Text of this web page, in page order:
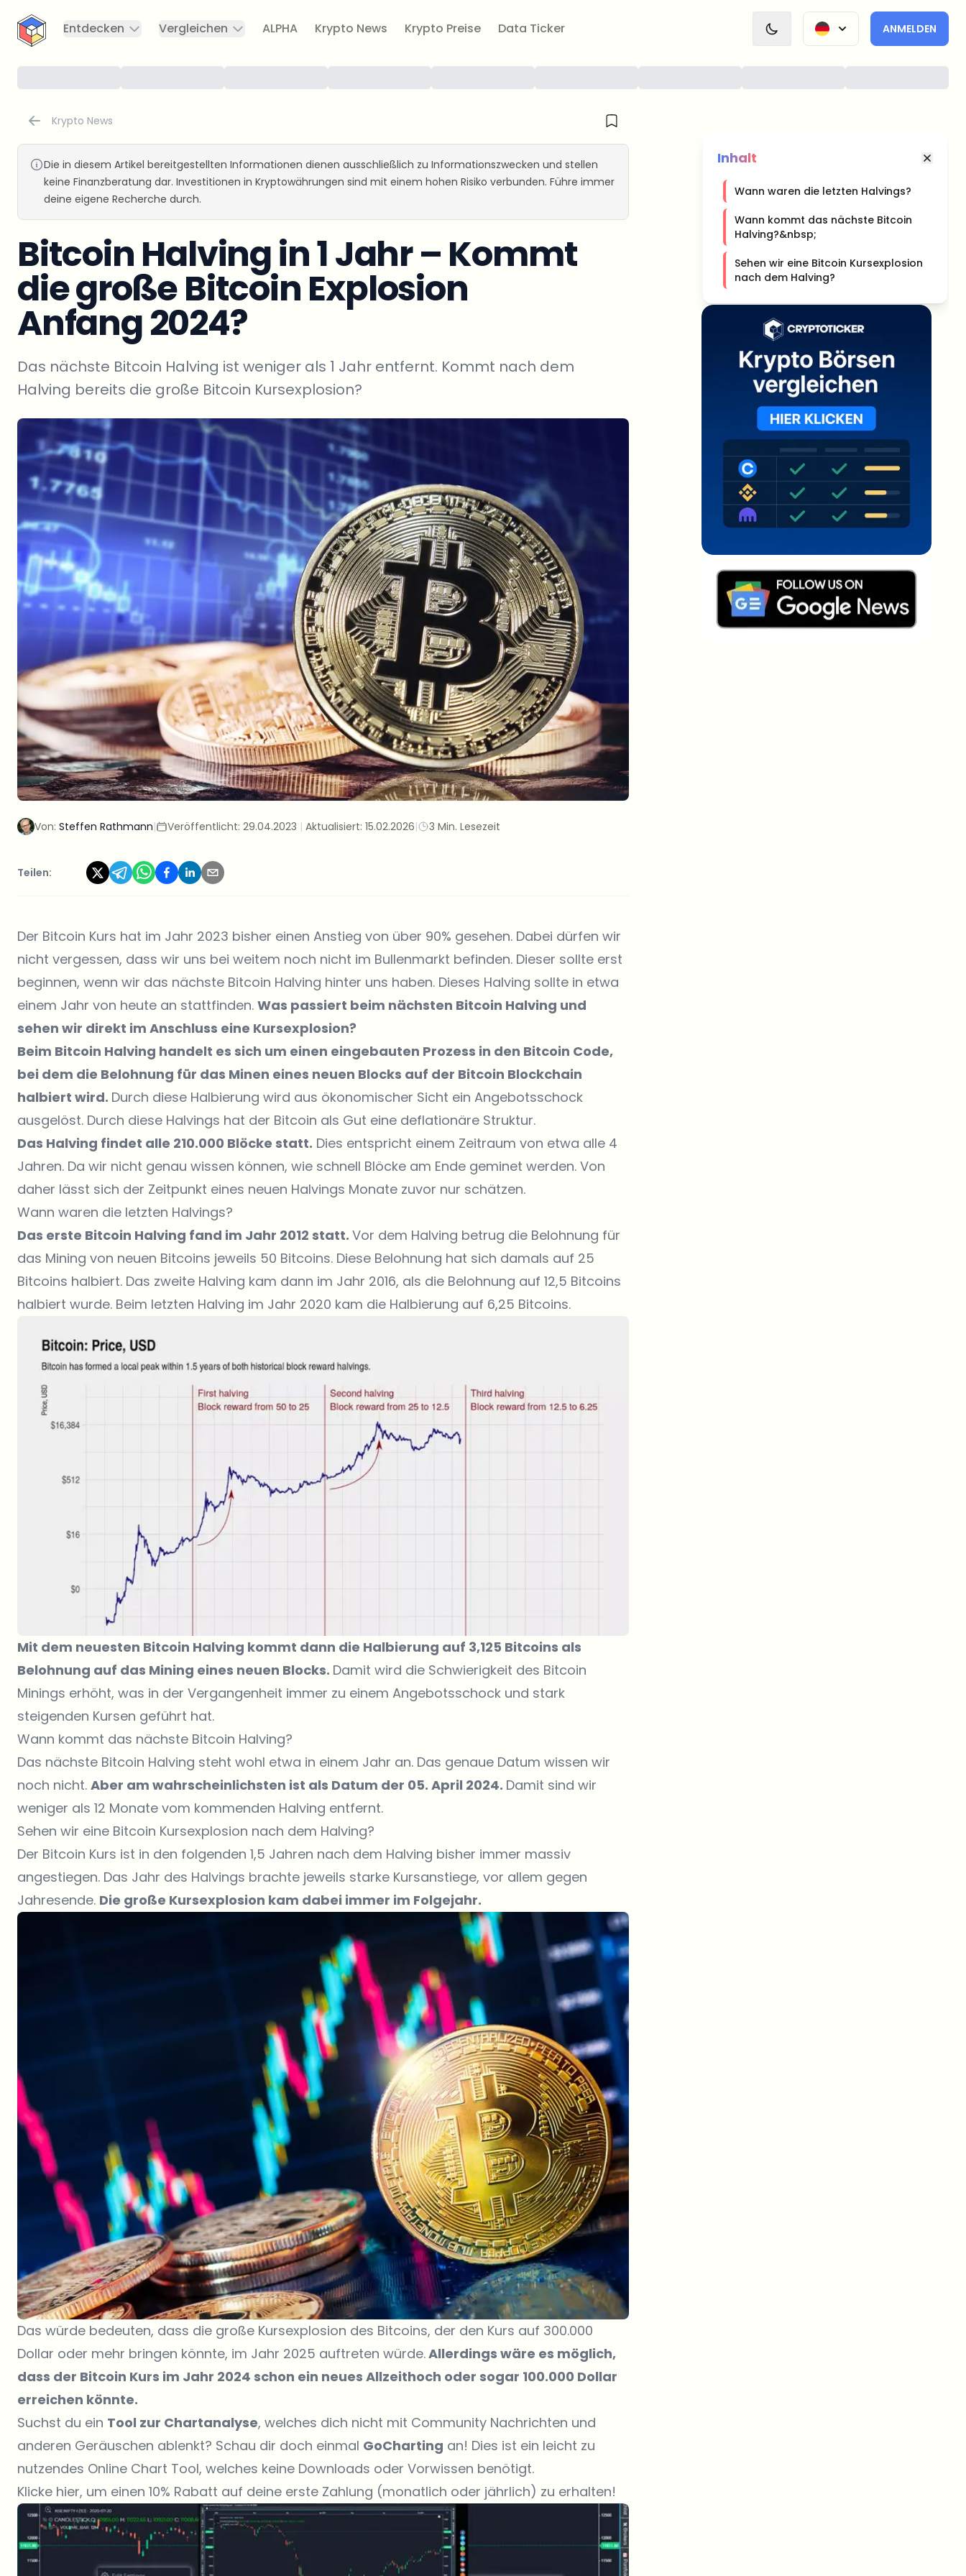
CryptoTicker
Entdecken
Vergleichen ALPHA Krypto News Krypto Preise Data Ticker ANMELDEN
Krypto News
Die in diesem Artikel bereitgestellten Informationen dienen ausschließlich zu Informationszwecken und stellen
keine Finanzberatung dar. Investitionen in Kryptowährungen sind mit einem hohen Risiko verbunden. Führe immer
deine eigene Recherche durch.
Bitcoin Halving in 1 Jahr – Kommt
die große Bitcoin Explosion
Anfang 2024?
Das nächste Bitcoin Halving ist weniger als 1 Jahr entfernt. Kommt nach dem
Halving bereits die große Bitcoin Kursexplosion?
Von: Steffen Rathmann| Veröffentlicht: 29.04.2023 | Aktualisiert: 15.02.2026| 3 Min. Lesezeit
Teilen:
Inhalt
Wann waren die letzten Halvings?
Wann kommt das nächste Bitcoin
Halving?&nbsp;
Sehen wir eine Bitcoin Kursexplosion
nach dem Halving?
Der Bitcoin Kurs hat im Jahr 2023 bisher einen Anstieg von über 90% gesehen. Dabei dürfen wir
nicht vergessen, dass wir uns bei weitem noch nicht im Bullenmarkt befinden. Dieser sollte erst
beginnen, wenn wir das nächste Bitcoin Halving hinter uns haben. Dieses Halving sollte in etwa
einem Jahr von heute an stattfinden. Was passiert beim nächsten Bitcoin Halving und
sehen wir direkt im Anschluss eine Kursexplosion?
Beim Bitcoin Halving handelt es sich um einen eingebauten Prozess in den Bitcoin Code,
bei dem die Belohnung für das Minen eines neuen Blocks auf der Bitcoin Blockchain
halbiert wird. Durch diese Halbierung wird aus ökonomischer Sicht ein Angebotsschock
ausgelöst. Durch diese Halvings hat der Bitcoin als Gut eine deflationäre Struktur.
Das Halving findet alle 210.000 Blöcke statt. Dies entspricht einem Zeitraum von etwa alle 4
Jahren. Da wir nicht genau wissen können, wie schnell Blöcke am Ende geminet werden. Von
daher lässt sich der Zeitpunkt eines neuen Halvings Monate zuvor nur schätzen.
Wann waren die letzten Halvings?
Das erste Bitcoin Halving fand im Jahr 2012 statt. Vor dem Halving betrug die Belohnung für
das Mining von neuen Bitcoins jeweils 50 Bitcoins. Diese Belohnung hat sich damals auf 25
Bitcoins halbiert. Das zweite Halving kam dann im Jahr 2016, als die Belohnung auf 12,5 Bitcoins
halbiert wurde. Beim letzten Halving im Jahr 2020 kam die Halbierung auf 6,25 Bitcoins.
Mit dem neuesten Bitcoin Halving kommt dann die Halbierung auf 3,125 Bitcoins als
Belohnung auf das Mining eines neuen Blocks. Damit wird die Schwierigkeit des Bitcoin
Minings erhöht, was in der Vergangenheit immer zu einem Angebotsschock und stark
steigenden Kursen geführt hat.
Wann kommt das nächste Bitcoin Halving?
Das nächste Bitcoin Halving steht wohl etwa in einem Jahr an. Das genaue Datum wissen wir
noch nicht. Aber am wahrscheinlichsten ist als Datum der 05. April 2024. Damit sind wir
weniger als 12 Monate vom kommenden Halving entfernt.
Sehen wir eine Bitcoin Kursexplosion nach dem Halving?
Der Bitcoin Kurs ist in den folgenden 1,5 Jahren nach dem Halving bisher immer massiv
angestiegen. Das Jahr des Halvings brachte jeweils starke Kursanstiege, vor allem gegen
Jahresende. Die große Kursexplosion kam dabei immer im Folgejahr.
Das würde bedeuten, dass die große Kursexplosion des Bitcoins, der den Kurs auf 300.000
Dollar oder mehr bringen könnte, im Jahr 2025 auftreten würde.Allerdings wäre es möglich,
dass der Bitcoin Kurs im Jahr 2024 schon ein neues Allzeithoch oder sogar 100.000 Dollar
erreichen könnte.
Suchst du ein Tool zur Chartanalyse, welches dich nicht mit Community Nachrichten und
anderen Geräuschen ablenkt? Schau dir doch einmal GoCharting an! Dies ist ein leicht zu
nutzendes Online Chart Tool, welches keine Downloads oder Vorwissen benötigt.
Klicke hier, um einen 10% Rabatt auf deine erste Zahlung (monatlich oder jährlich) zu erhalten!